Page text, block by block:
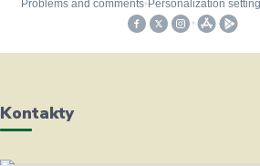
Kontakty